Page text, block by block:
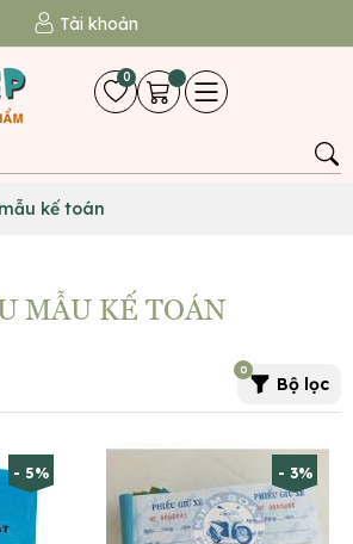
Tài khoản
0
kế toán
MẪU KẾ TOÁN
Bộ lọc
0
- 5% - 3%